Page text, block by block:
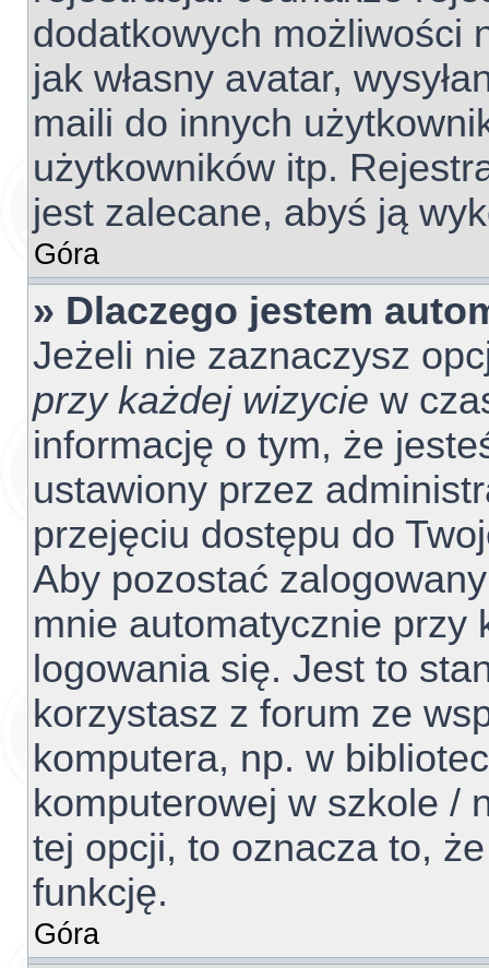
dodatkowych możliwości
jak własny avatar,
maili do innych
użytkowników itp.
jest zalecane, abyś ją
Góra
» Dlaczego jestem
Jeżeli nie zaznaczysz
przy każdej wizycie w
informację o tym, że
ustawiony przez
przejęciu dostępu do
Aby pozostać
mnie automatycznie przy
logowania się. Jest to
korzystasz z forum ze
komputera, np. w
komputerowej w szkole /
tej opcji, to oznacza to,
funkcję.
Góra